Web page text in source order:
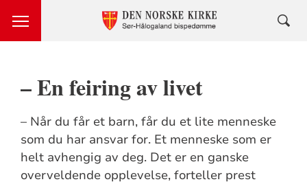
– En feiring av livet
– Når du får et barn, får du et lite menneske
som du har ansvar for. Et menneske som er
helt avhengig av deg. Det er en ganske
overveldende opplevelse, forteller prest